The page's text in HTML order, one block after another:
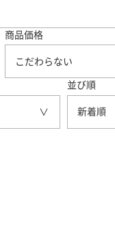
商品価格
こだわらない
並び順
新着順